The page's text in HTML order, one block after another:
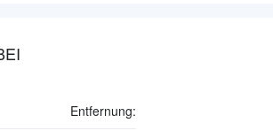
Entfernung: